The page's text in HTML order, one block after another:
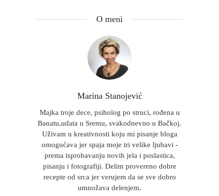
O meni
Marina Stanojević
Majka troje dece, psiholog po struci, rođena u
Banatu,udata u Sremu, svakodnevno u Bačkoj.
Uživam u kreativnosti koju mi pisanje bloga
omogućava jer spaja moje tri velike ljubavi -
prema isprobavanju novih jela i poslastica,
pisanju i fotografiji. Delim provereno dobre
recepte od srca jer verujem da se sve dobro
umnožava delenjem.